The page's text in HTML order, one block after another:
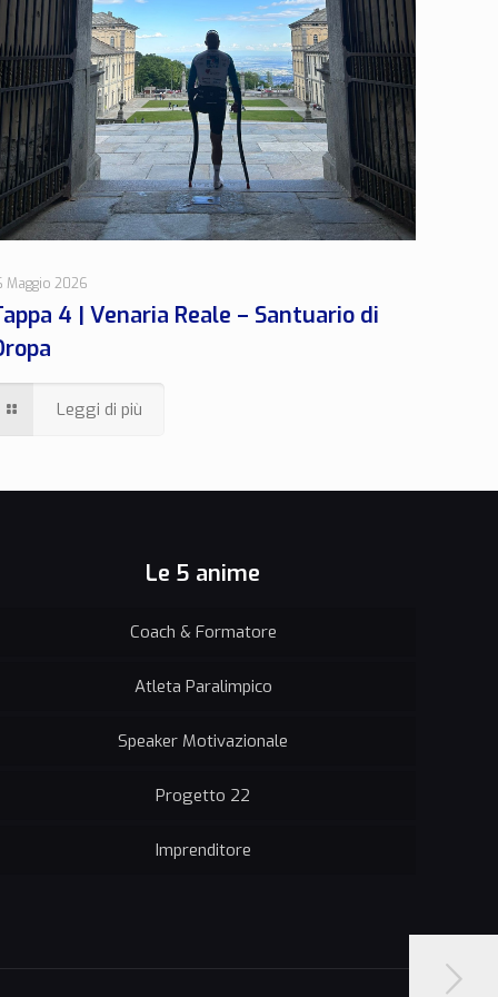
Maggio 2026
4 | Venaria Reale – Santuario di
Leggi di più
Le 5 anime
Coach & Formatore
Atleta Paralimpico
Speaker Motivazionale
Progetto 22
Imprenditore